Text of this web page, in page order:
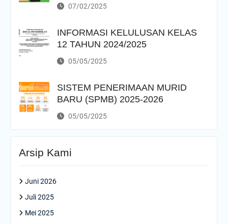
07/02/2025
INFORMASI KELULUSAN KELAS
12 TAHUN 2024/2025
05/05/2025
SISTEM PENERIMAAN MURID
BARU (SPMB) 2025-2026
05/05/2025
Arsip Kami
Juni 2026
Juli 2025
Mei 2025